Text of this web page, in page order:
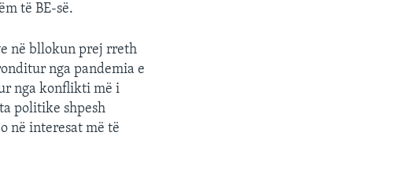
të BE-së.
në bllokun prej rreth
nga pandemia e
nga konflikti më i
politike shpesh
në interesat më të